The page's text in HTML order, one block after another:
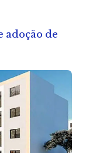
adoção de